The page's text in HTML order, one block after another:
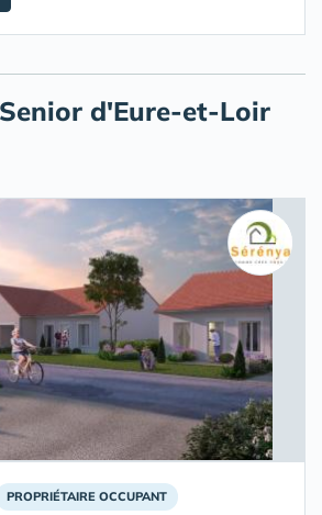
d'Eure-et-Loir
PROPRIÉTAIRE OCCUPANT